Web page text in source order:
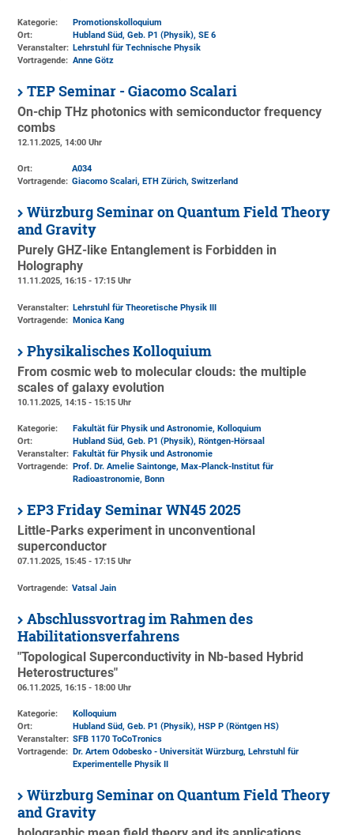
Kategorie:
Promotionskolloquium
Ort:
Hubland Süd, Geb. P1 (Physik), SE 6
Veranstalter: Lehrstuhl für Technische Physik
Vortragende: Anne Götz
TEP Seminar - Giacomo Scalari
On-chip THz photonics with semiconductor frequency
combs
12.11.2025, 14:00 Uhr
Ort:
A034
Vortragende: Giacomo Scalari, ETH Zürich, Switzerland
Würzburg Seminar on Quantum Field Theory
and Gravity
Purely GHZ-like Entanglement is Forbidden in
Holography
11.11.2025, 16:15 - 17:15 Uhr
Veranstalter: Lehrstuhl für Theoretische Physik III
Vortragende: Monica Kang
Physikalisches Kolloquium
From cosmic web to molecular clouds: the multiple
scales of galaxy evolution
10.11.2025, 14:15 - 15:15 Uhr
Kategorie:
Fakultät für Physik und Astronomie, Kolloquium
Ort:
Hubland Süd, Geb. P1 (Physik), Röntgen-Hörsaal
Veranstalter: Fakultät für Physik und Astronomie
Vortragende:
Prof. Dr. Amelie Saintonge, Max-Planck-Institut für
Radioastronomie, Bonn
EP3 Friday Seminar WN45 2025
Little-Parks experiment in unconventional
superconductor
07.11.2025, 15:45 - 17:15 Uhr
Vortragende: Vatsal Jain
Abschlussvortrag im Rahmen des
Habilitationsverfahrens
"Topological Superconductivity in Nb-based Hybrid
Heterostructures"
06.11.2025, 16:15 - 18:00 Uhr
Kategorie:
Kolloquium
Ort:
Hubland Süd, Geb. P1 (Physik), HSP P (Röntgen HS)
Veranstalter: SFB 1170 ToCoTronics
Vortragende:
Dr. Artem Odobesko - Universität Würzburg, Lehrstuhl für
Experimentelle Physik II
Würzburg Seminar on Quantum Field Theory
and Gravity